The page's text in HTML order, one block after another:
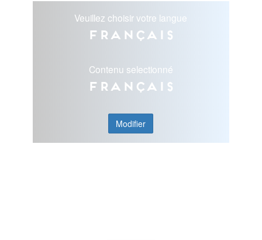
Veuillez choisir votre langue
Français
Contenu selectionné
Français
Modifier